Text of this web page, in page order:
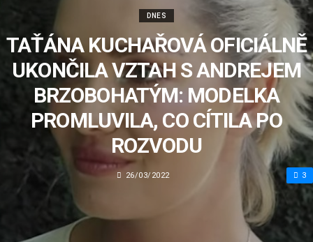
DNES
TAŤÁNA KUCHAŘOVÁ OFICIÁLNĚ
UKONČILA VZTAH S ANDREJEM
BRZOBOHATÝM: MODELKA
PROMLUVILA, CO CÍTILA PO
ROZVODU
26/03/2022 3